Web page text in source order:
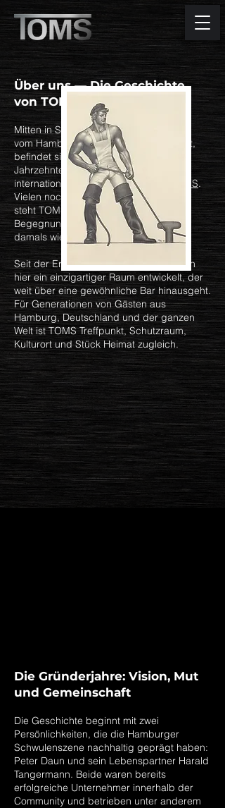
Über uns — Die Geschichte
von TOMS Hamburg
Mitten in St. Georg, nur wenige Schritte
vom Hamburger Hauptbahnhof entfernt,
befindet sich ein Ort, der seit über fünf
Jahrzehnten fester Bestandteil der
internationalen queeren Szene ist:
TOMS.
Vielen noch als „Tom’s Saloon“ bekannt,
steht TOMS heute für Tradition, Freiheit,
Begegnung und gelebte Subkultur —
damals wie heute.
Seit der Eröffnung im Jahr 1974 hat sich
hier ein einzigartiger Raum entwickelt, der
weit über eine gewöhnliche Bar hinausgeht.
Für Generationen von Gästen aus
Hamburg, Deutschland und der ganzen
Welt ist TOMS Treffpunkt, Schutzraum,
Kulturort und Stück Heimat zugleich.
Die Gründerjahre: Vision, Mut
und Gemeinschaft
Die Geschichte beginnt mit zwei
Persönlichkeiten, die die Hamburger
Schwulenszene nachhaltig geprägt haben:
Peter Daun und sein Lebenspartner Harald
Tangermann. Beide waren bereits
erfolgreiche Unternehmer innerhalb der
Community und betrieben unter anderem